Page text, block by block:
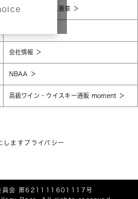
コンプライアンス憲章
会社情報
NBAA
高級ワイン・ウイスキー通販 moment
員会 第621111601117号